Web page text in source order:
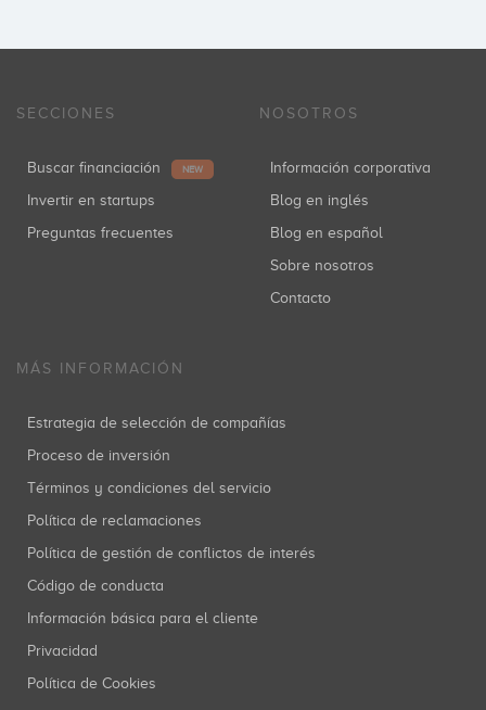
SECCIONES
Buscar financiación NEW
Invertir en startups
Preguntas frecuentes
NOSOTROS
Información corporativa
Blog en inglés
Blog en español
Sobre nosotros
Contacto
MÁS INFORMACIÓN
Estrategia de selección de compañías
Proceso de inversión
Términos y condiciones del servicio
Política de reclamaciones
Política de gestión de conflictos de interés
Código de conducta
Información básica para el cliente
Privacidad
Política de Cookies